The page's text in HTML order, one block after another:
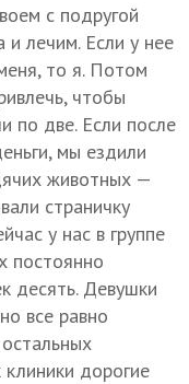
с подругой
лечим. Если у нее
то я. Потом
чтобы
по две. Если после
мы ездили
животных —
страничку
у нас в группе
постоянно
десять. Девушки
все равно
дорогие